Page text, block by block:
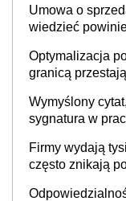
Umowa o
wiedzieć
Optymalizacja
granicą
Wymyślony
sygnatura w
Firmy wydają
często znikają